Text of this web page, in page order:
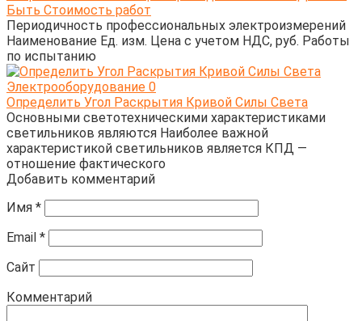
Быть Стоимость работ
Периодичность профессиональных электроизмерений
Наименование Ед. изм. Цена с учетом НДС, руб. Работы
по испытанию
Электрооборудование 0
Определить Угол Раскрытия Кривой Силы Света
Основными светотехническими характеристиками
светильников являются Наиболее важной
характеристикой светильников является КПД —
отношение фактического
Добавить комментарий
Имя *
Email *
Сайт
Комментарий